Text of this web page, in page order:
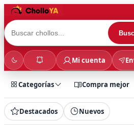
Mi cuenta
Categorías Compra mejor
Destacados Nuevos